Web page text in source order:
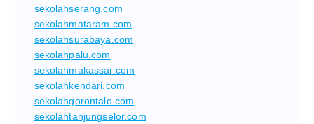
sekolahserang.com
sekolahmataram.com
sekolahsurabaya.com
sekolahpalu.com
sekolahmakassar.com
sekolahkendari.com
sekolahgorontalo.com
sekolahtanjungselor.com